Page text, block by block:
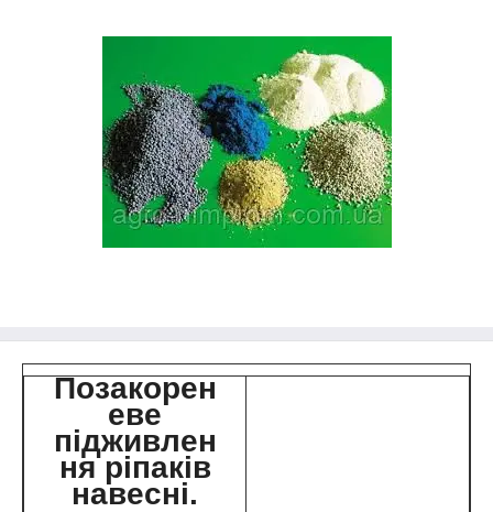
Позакорен
еве
підживлен
ня ріпаків
навесні.